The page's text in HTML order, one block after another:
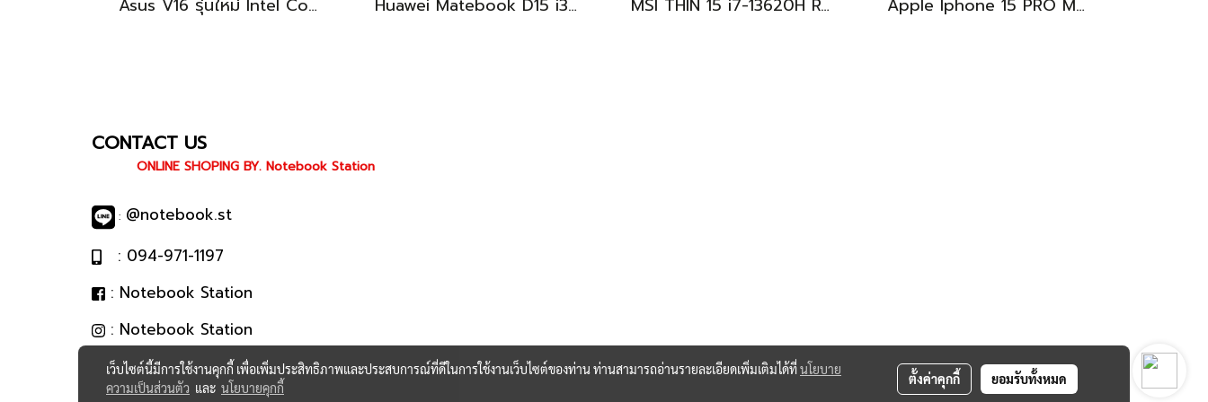
Asus V16 รุ่นใหม่ Intel Core5-210H RTX-4050(6GB) Ram16 512GB M.2 จอ16นิ้ว WUXGA 144Hz จอสวย สเปคสูง ดีไซน์ตัวเครื่องเรียบสวยดูทันสมัย พร้แมประกันศูนย์ยาวๆถึงปี2028 ขายในราคาสุดตุ้มเพียง 25,990.-เท่านั้น Huawei Matebook D15 i3-10110U Ram8 256GB M.2 จอ15.6นิ้ว FHD IPS 60hz สเปคทำงานทั่วไป หน้าจอใหญ่ ดีไซน์เครื่องบางเบา เครื่องพร้อมใช้งาน ขายถูกเพียง 6,990.-เท่านั้น MSI THIN 15 i7-13620H RTX-2050(4GB) Ram8 SSD512 จอ15.6 FHD 144Hz สเปคเกมมิ่ง คีย์บอร์ดไฟสีฟ้า ดีไซน์เรียบหรู น้ำหนักเบาไม่ถึง2kg เครื่องมีประกันศูนย์พร้อมใช้งานในราคาสุดคุ้มเพียง 18,500.-เท่านั้น Apple Iphone 15 PRO MAX NATURAL TITANIUM 256GB สุขภาพแบต 87% อุปกรณ์ครบกล่อง ขายเพียง 11,990.-
CONTACT US
ONLINE SHOPING BY. Notebook Station
: @notebook.st
: 094-971-1197
: Notebook Station
: Notebook Station
เว็บไซต์นี้มีการใช้งานคุกกี้ เพื่อเพิ่มประสิทธิภาพและประสบการณ์ที่ดีในการใช้งานเว็บไซต์ของท่าน ท่านสามารถอ่านรายละเอียดเพิ่มเติมได้ที่นโยบาย
ความเป็นส่วนตัว และ นโยบายคุกกี้
ตั้งค่าคุกกี้ ยอมรับทั้งหมด